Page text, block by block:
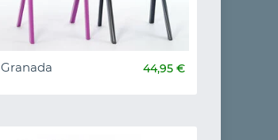
Granada 44,95 €